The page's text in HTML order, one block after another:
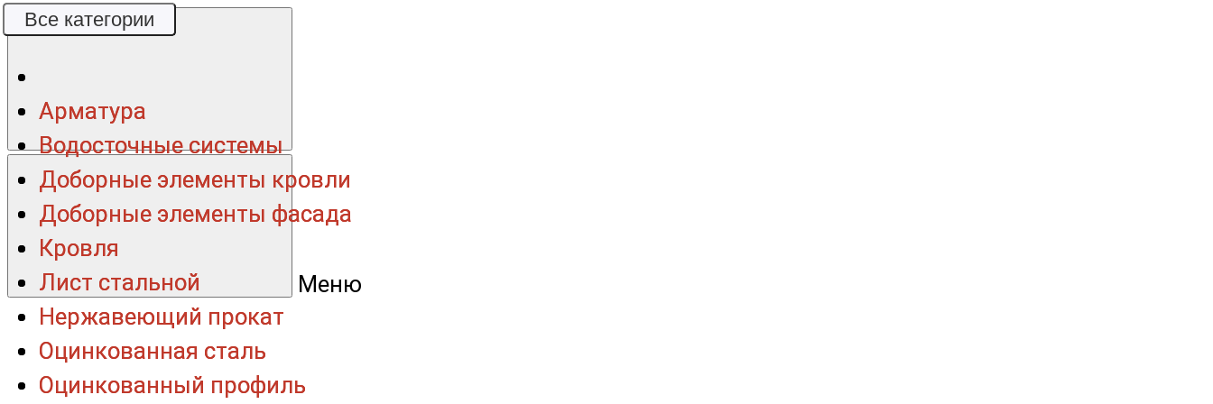
Меню
Все категории
Арматура
Водосточные системы
Доборные элементы кровли
Доборные элементы фасада
Кровля
Лист стальной
Нержавеющий прокат
Оцинкованная сталь
Оцинкованный профиль
Все категории
Арматура
Водосточные системы
Доборные элементы кровли
Доборные элементы фасада
Кровля
Лист стальной
Нержавеющий прокат
Оцинкованная сталь
Оцинкованный профиль